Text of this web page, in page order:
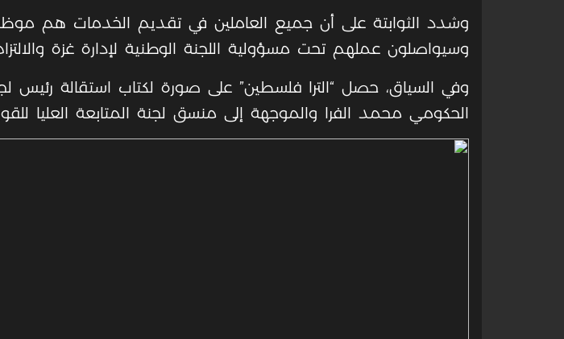
وشدد الثوابتة على أن جميع العاملين في تقديم الخدمات هم
وسيواصلون عملهم تحت مسؤولية اللجنة الوطنية لإدارة غزة
وفي السياق، حصل “الترا فلسطين” على صورة لكتاب استقالة رئيس
الحكومي محمد الفرا والموجهة إلى منسق لجنة المتابعة العليا